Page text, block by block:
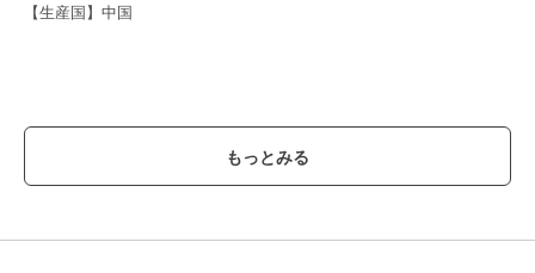
【生産国】中国
【価格改定のお知らせ】
こちらの商品は価格改定を実施させていただきます。
お届けする商品についているタグが旧価格の場合がございますが